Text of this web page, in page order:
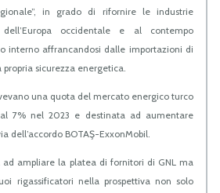
in grado di rifornire le industrie
occidentale e al contempo
interno affrancandosi dalle importazioni di
propria sicurezza energetica.
una quota del mercato energico turco
7% nel 2023 e destinata ad aumentare
dell’accordo BOTAŞ-ExxonMobil.
ad ampliare la platea di fornitori di GNL ma
rigassificatori nella prospettiva non solo